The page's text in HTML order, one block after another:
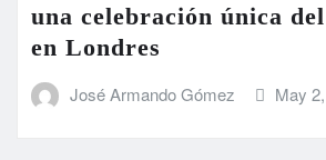
una celebración única
en Londres
José Armando Gómez May